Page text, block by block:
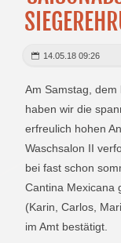
14.05.18 09:26
Am Samstag,
haben wir die
erfreulich hohen
Waschsalon II
bei fast schon
Cantina Mexicana
(Karin, Carlos,
im Amt bestätigt.